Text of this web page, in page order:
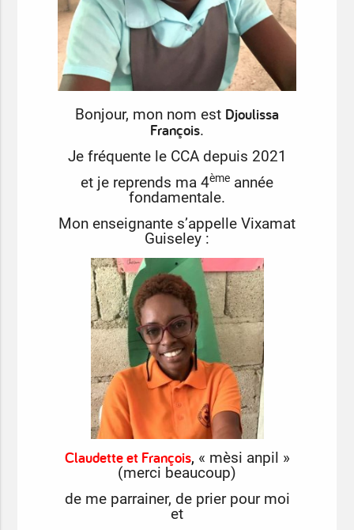
Bonjour, mon nom est Djoulissa
François.
Je fréquente le CCA depuis 2021
et je reprends ma 4ème année
fondamentale.
Mon enseignante s’appelle Vixamat
Guiseley :
Claudette et François, « mèsi anpil »
(merci beaucoup)
de me parrainer, de prier pour moi
et